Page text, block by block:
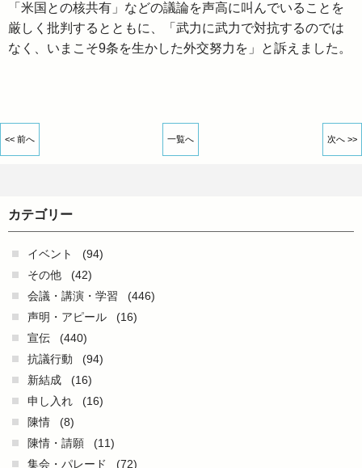
「米国との核共有」などの議論を声高に叫んでいることを
厳しく批判するとともに、「武力に武力で対抗するのでは
なく、いまこそ9条を生かした外交努力を」と訴えました。
<< 前へ 一覧へ 次へ >>
カテゴリー
イベント
(94)
その他
(42)
会議・講演・学習
(446)
声明・アピール
(16)
宣伝
(440)
抗議行動
(94)
新結成
(16)
申し入れ
(16)
陳情
(8)
陳情・請願
(11)
集会・パレード
(72)